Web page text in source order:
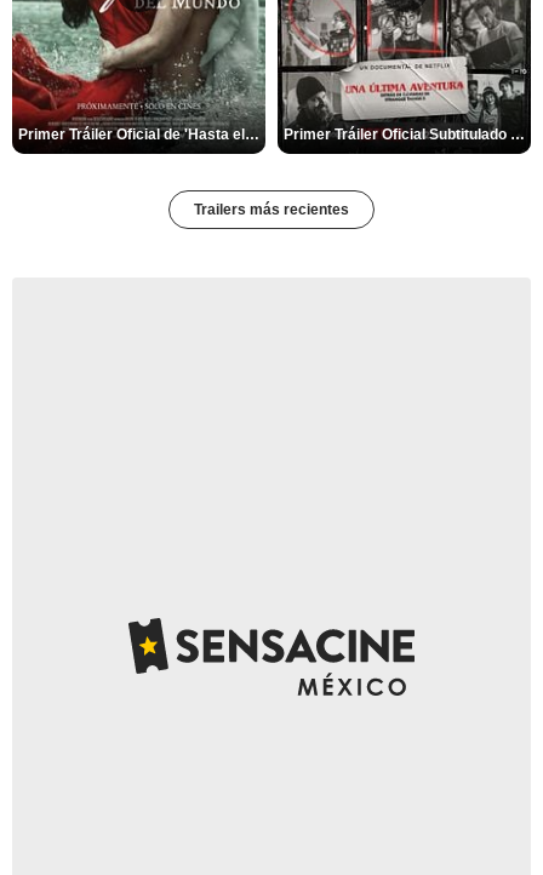
Primer Tráiler Oficial de 'Hasta el fin del mundo' Primer Tráiler Oficial Subtitulado de 'Una última aventura: Detrás de cámaras de Stranger Things 5'
Trailers más recientes